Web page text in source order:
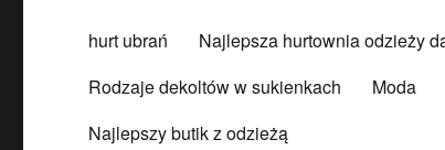
hurt ubrań Najlepsza hurtownia odzieży
Rodzaje dekoltów w sukienkach
Moda
Najlepszy butik z odzieżą